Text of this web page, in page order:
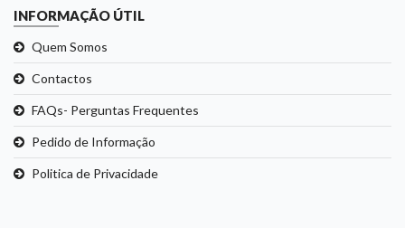
INFORMAÇÃO ÚTIL
Quem Somos
Contactos
FAQs- Perguntas Frequentes
Pedido de Informação
Politica de Privacidade